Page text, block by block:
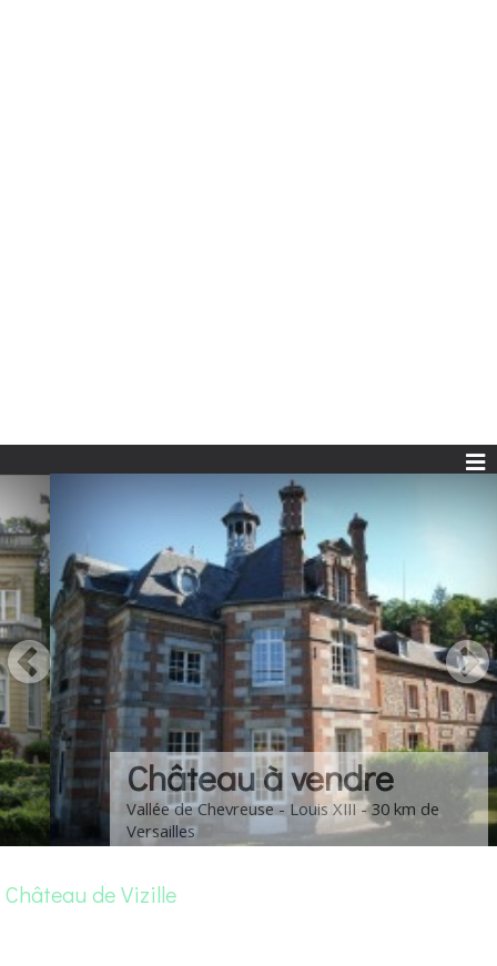
Château à vendre
Vallée de Chevreuse - Louis XIII - 30 km de
Versailles
Château de Vizille